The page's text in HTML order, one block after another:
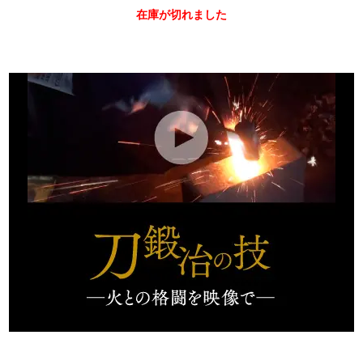
在庫が切れました